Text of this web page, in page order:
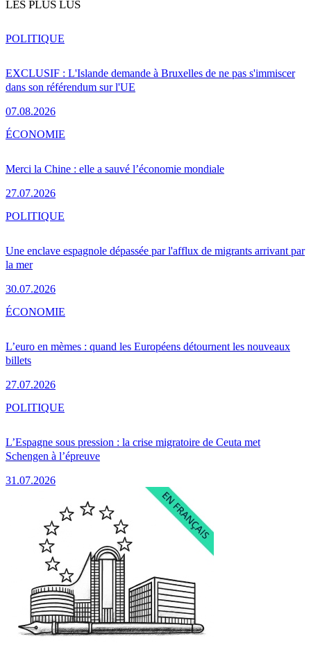
LES PLUS LUS
EXCLUSIF : L'Islande demande à Bruxelles de ne pas s'immiscer
dans son référendum sur l'UE
07.08.2026
POLITIQUE
Merci la Chine : elle a sauvé l’économie mondiale
27.07.2026
ÉCONOMIE
Une enclave espagnole dépassée par l'afflux de migrants arrivant par
la mer
30.07.2026
POLITIQUE
L’euro en mèmes : quand les Européens détournent les nouveaux
billets
27.07.2026
ÉCONOMIE
L’Espagne sous pression : la crise migratoire de Ceuta met
Schengen à l’épreuve
31.07.2026
POLITIQUE